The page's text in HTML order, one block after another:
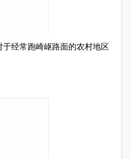
经常跑崎岖路面的农村地区